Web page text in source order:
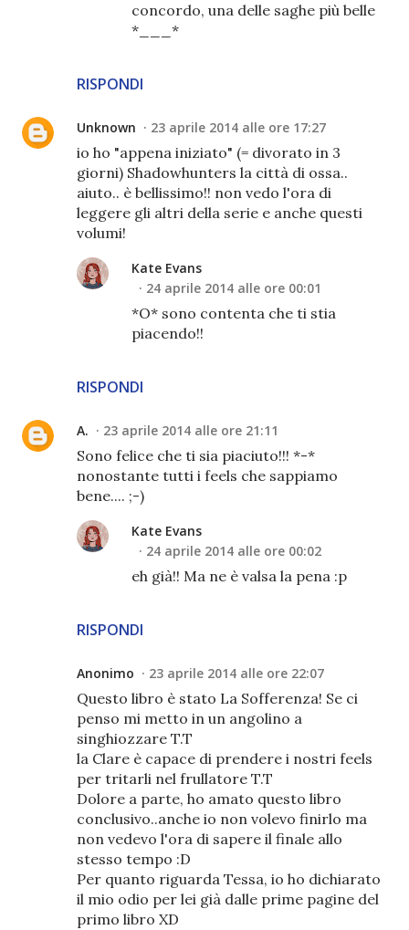
RISPONDI
concordo, una delle saghe più belle
*___*
Unknown 23 aprile 2014 alle ore 17:27
io ho "appena iniziato" (= divorato in 3
giorni) Shadowhunters la città di ossa..
aiuto.. è bellissimo!! non vedo l'ora di
leggere gli altri della serie e anche questi
volumi!
RISPONDI
Kate Evans
24 aprile 2014 alle ore 00:01
*O* sono contenta che ti stia
piacendo!!
A. 23 aprile 2014 alle ore 21:11
Sono felice che ti sia piaciuto!!! *-*
nonostante tutti i feels che sappiamo
bene.... ;-)
RISPONDI
Kate Evans
24 aprile 2014 alle ore 00:02
eh già!! Ma ne è valsa la pena :p
Anonimo 23 aprile 2014 alle ore 22:07
Questo libro è stato La Sofferenza! Se ci
penso mi metto in un angolino a
singhiozzare T.T
la Clare è capace di prendere i nostri feels
per tritarli nel frullatore T.T
Dolore a parte, ho amato questo libro
conclusivo..anche io non volevo finirlo ma
non vedevo l'ora di sapere il finale allo
stesso tempo :D
Per quanto riguarda Tessa, io ho dichiarato
il mio odio per lei già dalle prime pagine del
primo libro XD